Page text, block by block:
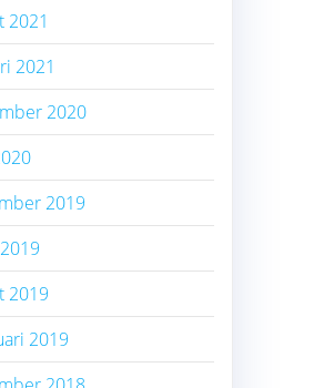
2021
2021
2020
2019
2019
2019